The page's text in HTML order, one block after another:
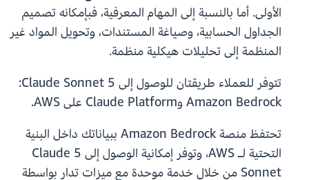
الأولى. أما بالنسبة إلى المهام المعرفية، فبإمكانه تصميم
الجداول الحسابية، وصياغة المستندات، وتحويل المواد غير
المنظمة إلى تحليلات هيكلية منظمة.
تتوفر للعملاء طريقتان للوصول إلى Claude Sonnet 5:
تحتفظ منصة Amazon Bedrock ببياناتك داخل البنية
التحتية لـ AWS، وتوفر إمكانية الوصول إلى Claude 5
Sonnet من خلال خدمة موحدة مع ميزات تدار بواسطة